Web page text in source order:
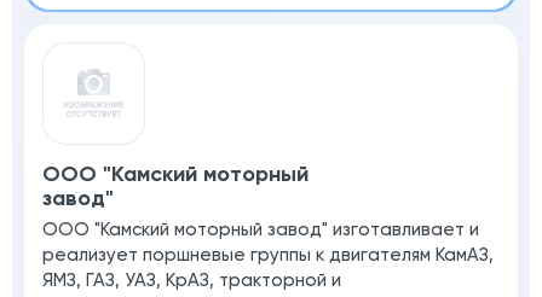
ООО "Камский моторный
завод"
ООО "Камский моторный завод" изготавливает и
реализует поршневые группы к двигателям КамАЗ,
ЯМЗ, ГАЗ, УАЗ, КрАЗ, тракторной и